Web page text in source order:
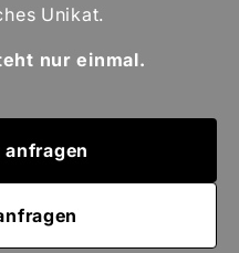
Unikat.
nur einmal.